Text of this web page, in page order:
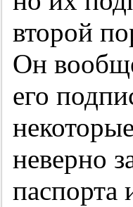
второй
Он
его
неверно